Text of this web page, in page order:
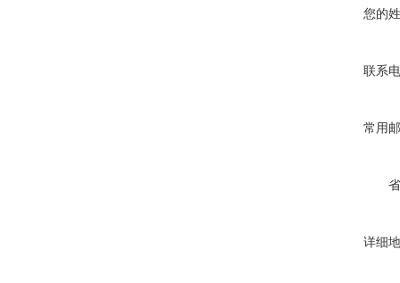
您的
联系
常用
详细